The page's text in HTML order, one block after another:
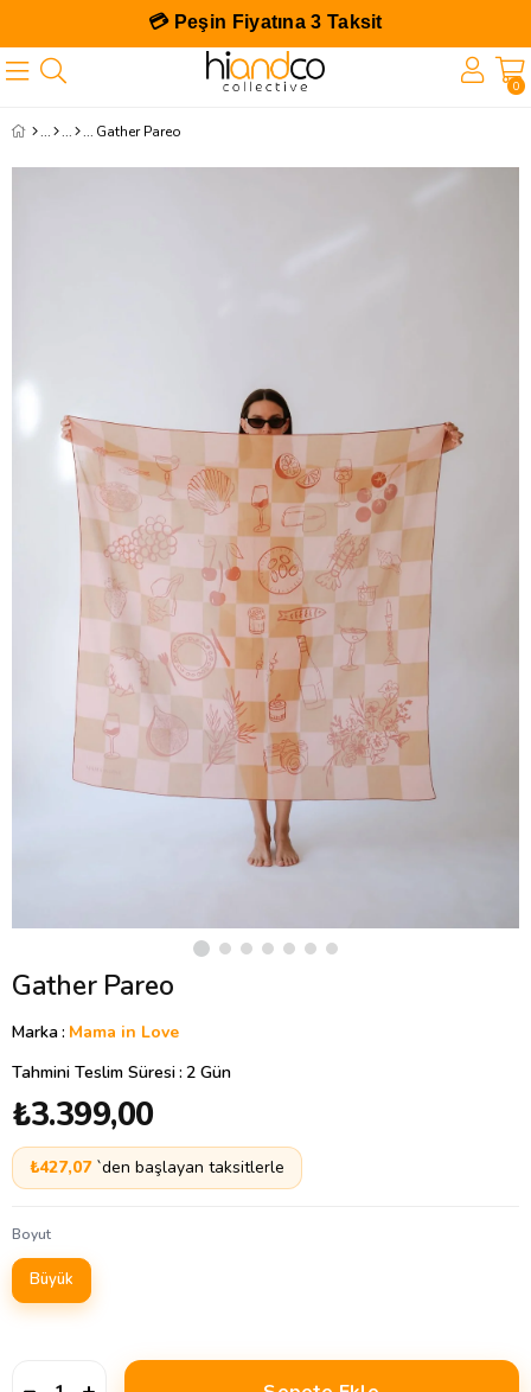
💳 Peşin Fiyatına 3 Taksit
0
Gather Pareo
Gather Pareo
Marka: Mama in Love
Tahmini Teslim Süresi: 2 Gün
₺3.399,00
₺427,07 `den başlayan taksitlerle
Boyut
Büyük